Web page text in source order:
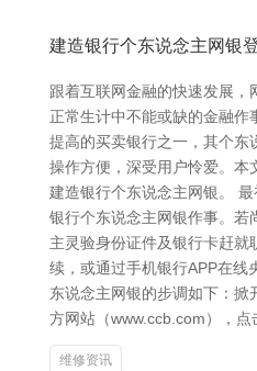
建造银行个东说念主网银
跟着互联网金融的快速发展，
正常生计中不能或缺的金融作
提高的买卖银行之一，其个东
操作方便，深受用户怜爱。本
建造银行个东说念主网银。
银行个东说念主网银作事。若
主灵验身份证件及银行卡赶就
续，或通过手机银行APP在线
东说念主网银的步调如下：掀
方网站（www.ccb.com），点
维修资讯